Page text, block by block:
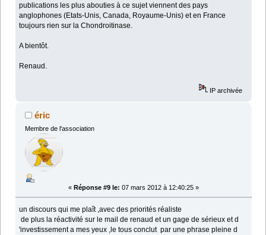
publications les plus abouties à ce sujet viennent des pays
anglophones (Etats-Unis, Canada, Royaume-Unis) et en France
toujours rien sur la Chondroitinase.
A bientôt.
Renaud.
IP archivée
éric
Membre de l'association
« Réponse #9 le: 07 mars 2012 à 12:40:25 »
un discours qui me plaît ,avec des priorités réaliste
de plus la réactivité sur le mail de renaud et un gage de sérieux et d
'investissement a mes yeux ,le tous conclut par une phrase pleine d